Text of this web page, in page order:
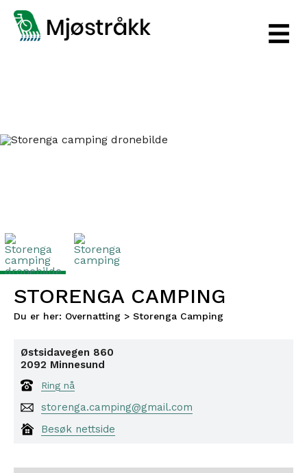
STORENGA CAMPING
Du er her: Overnatting > Storenga Camping
Østsidavegen 860
2092 Minnesund
Ring nå
storenga.camping@gmail.com
Besøk nettside